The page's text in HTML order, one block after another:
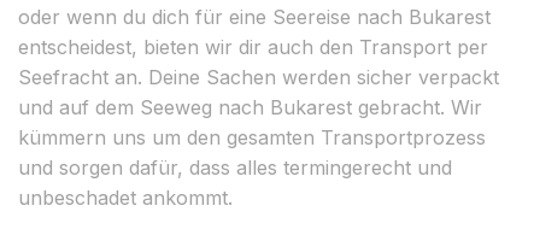
oder wenn du dich für eine Seereise nach Bukarest
entscheidest, bieten wir dir auch den Transport per
Seefracht an. Deine Sachen werden sicher verpackt
und auf dem Seeweg nach Bukarest gebracht. Wir
kümmern uns um den gesamten Transportprozess
und sorgen dafür, dass alles termingerecht und
unbeschadet ankommt.